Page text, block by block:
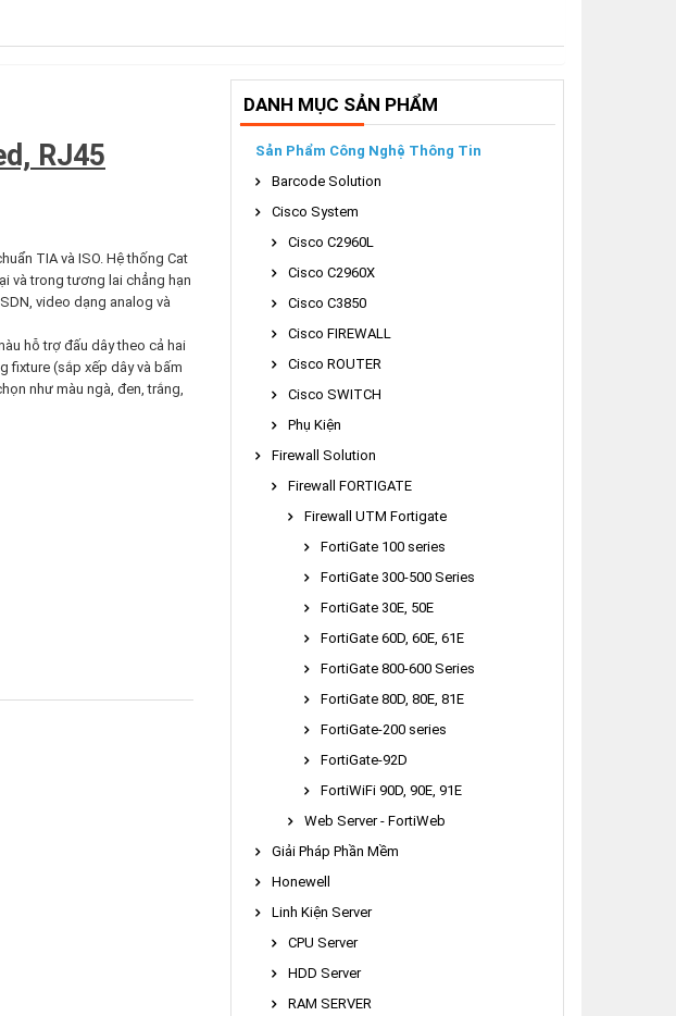
RJ45
TIA và ISO. Hệ thống Cat
và trong tương lai chẳng hạn
video dạng analog và
hỗ trợ đấu dây theo cả hai
fixture (sắp xếp dây và bấm
như màu ngà, đen, trắng,
DANH MỤC SẢN PHẨM
Sản Phẩm Công Nghệ Thông Tin
Barcode Solution
Cisco System
Cisco C2960L
Cisco C2960X
Cisco C3850
Cisco FIREWALL
Cisco ROUTER
Cisco SWITCH
Phụ Kiện
Firewall Solution
Firewall FORTIGATE
Firewall UTM Fortigate
FortiGate 100 series
FortiGate 300-500 Series
FortiGate 30E, 50E
FortiGate 60D, 60E, 61E
FortiGate 800-600 Series
FortiGate 80D, 80E, 81E
FortiGate-200 series
FortiGate-92D
FortiWiFi 90D, 90E, 91E
Web Server - FortiWeb
Giải Pháp Phần Mềm
Honewell
Linh Kiện Server
CPU Server
HDD Server
RAM SERVER